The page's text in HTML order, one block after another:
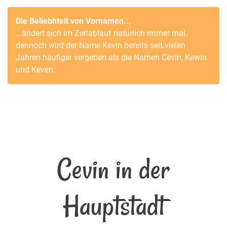
Die Beliebhteit von Vornamen...
...ändert sich im Zeitablauf natürlich immer mal,
dennoch wird der Name Kevin bereits seit vielen
Jahren häufiger vergeben als die Namen Cevin, Kewin
und Keven.
Cevin in der
Hauptstadt